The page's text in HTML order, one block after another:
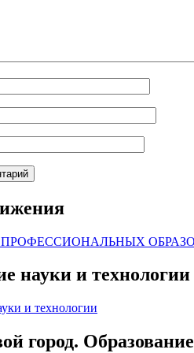
науки и технологии
город. Образование